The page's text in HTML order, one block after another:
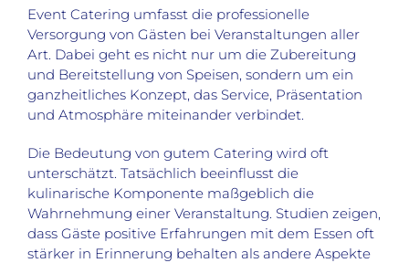
Event Catering umfasst die professionelle
Versorgung von Gästen bei Veranstaltungen aller
Art. Dabei geht es nicht nur um die Zubereitung
und Bereitstellung von Speisen, sondern um ein
ganzheitliches Konzept, das Service, Präsentation
und Atmosphäre miteinander verbindet.
Die Bedeutung von gutem Catering wird oft
unterschätzt. Tatsächlich beeinflusst die
kulinarische Komponente maßgeblich die
Wahrnehmung einer Veranstaltung. Studien zeigen,
dass Gäste positive Erfahrungen mit dem Essen oft
stärker in Erinnerung behalten als andere Aspekte